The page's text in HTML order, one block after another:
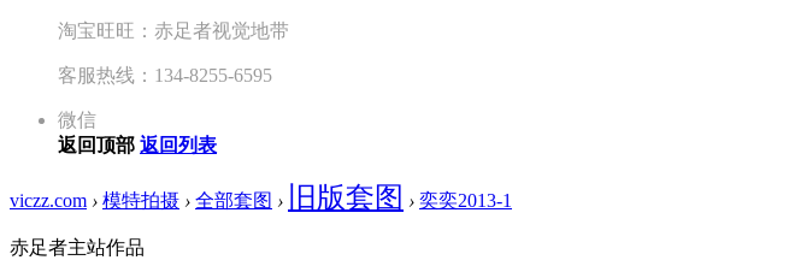
淘宝旺旺：赤足者视觉地带
客服热线：134-8255-6595
微信
返回顶部 返回列表
viczz.com › 模特拍摄 › 全部套图 › 旧版套图 › 奕奕2013-1
赤足者主站作品